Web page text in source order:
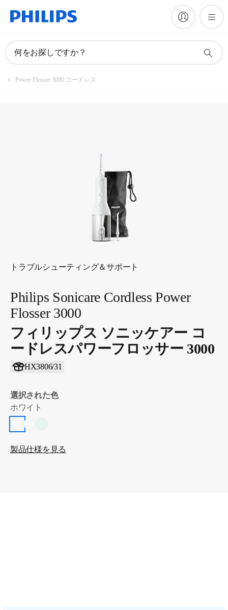
何をお探しですか？
Power Flosser 3000 コードレス
トラブルシューティング＆サポート
Philips Sonicare Cordless Power
Flosser 3000
フィリップス ソニッケアー コ
ードレスパワーフロッサー 3000
HX3806/31
選択された色
ホワイト
製品仕様を見る
マニュアルとドキュメント